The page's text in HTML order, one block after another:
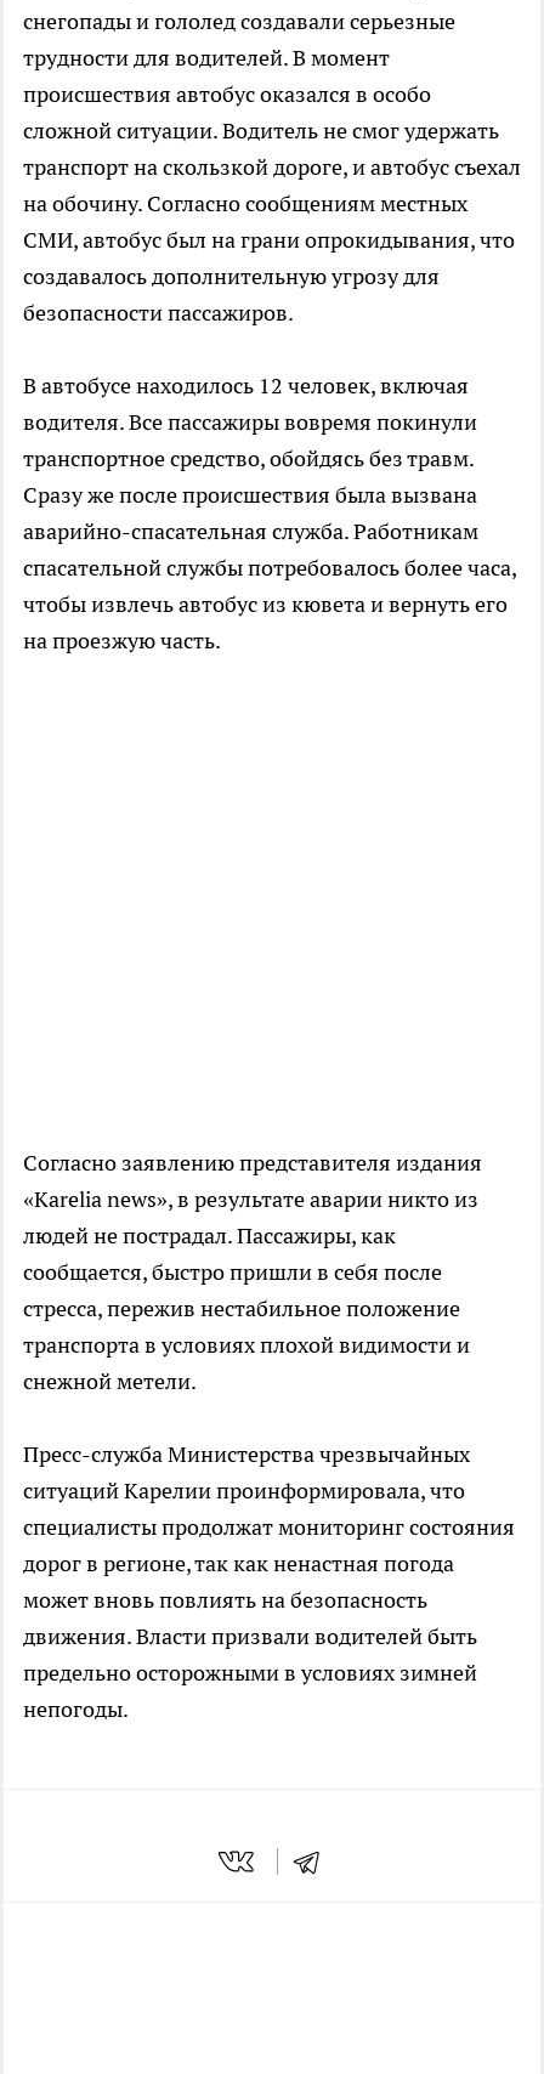
снегопады и гололед создавали серьезные
трудности для водителей. В момент
происшествия автобус оказался в особо
сложной ситуации. Водитель не смог удержать
транспорт на скользкой дороге, и автобус съехал
на обочину. Согласно сообщениям местных
СМИ, автобус был на грани опрокидывания, что
создавалось дополнительную угрозу для
безопасности пассажиров.
В автобусе находилось 12 человек, включая
водителя. Все пассажиры вовремя покинули
транспортное средство, обойдясь без травм.
Сразу же после происшествия была вызвана
аварийно-спасательная служба. Работникам
спасательной службы потребовалось более часа,
чтобы извлечь автобус из кювета и вернуть его
на проезжую часть.
Согласно заявлению представителя издания
«Karelia news», в результате аварии никто из
людей не пострадал. Пассажиры, как
сообщается, быстро пришли в себя после
стресса, пережив нестабильное положение
транспорта в условиях плохой видимости и
снежной метели.
Пресс-служба Министерства чрезвычайных
ситуаций Карелии проинформировала, что
специалисты продолжат мониторинг состояния
дорог в регионе, так как ненастная погода
может вновь повлиять на безопасность
движения. Власти призвали водителей быть
предельно осторожными в условиях зимней
непогоды.